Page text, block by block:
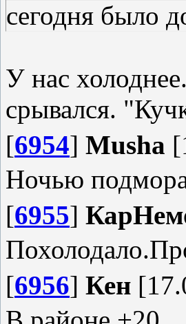
сегодня было
У нас
срывался.
[6954] Musha
Ночью
[6955]
[6956] Кен